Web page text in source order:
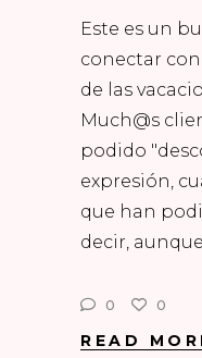
Este es un
conectar
de las
Much@s
podido
expresión,
que han
decir,
0 0
READ